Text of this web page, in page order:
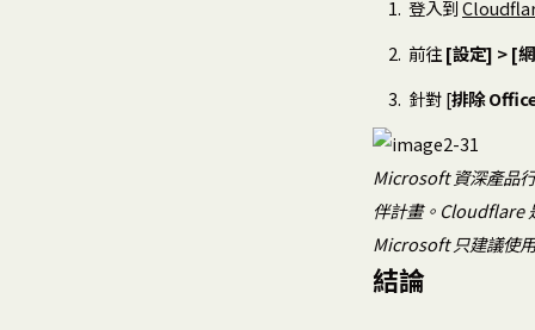
登入到
前往[設定] > [
針對 [排除
Microsoft 資深產品
伴計畫。Cloudflare
Microsoft 只建議使
結論